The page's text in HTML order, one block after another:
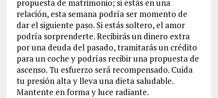
propuesta de matrimonio; si estás en una
relación, esta semana podría ser momento de
dar el siguiente paso. Si estás soltero, el amor
podría sorprenderte. Recibirás un dinero extra
por una deuda del pasado, tramitarás un crédito
para un coche y podrías recibir una propuesta de
ascenso. Tu esfuerzo será recompensado. Cuida
tu presión alta y lleva una dieta saludable.
Mantente en forma y luce radiante.